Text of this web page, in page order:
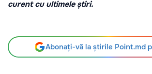
curent cu ultimele știri.
Abonați-vă la știrile Point.md